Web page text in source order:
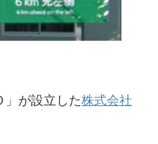
」が設立した株式会社